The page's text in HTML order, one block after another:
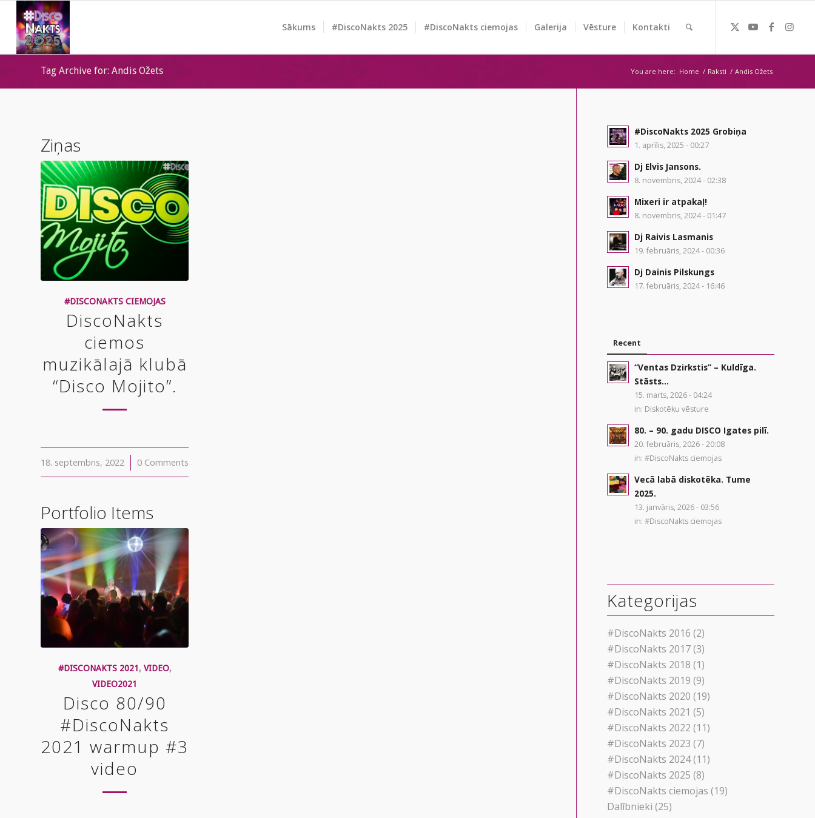
Sākums #DiscoNakts 2025 #DiscoNakts ciemojas Galerija Vēsture Kontakti
Tag Archive for: Andis Ožets You are here: Home / Raksti / Andis Ožets
Ziņas
#DISCONAKTS CIEMOJAS
DiscoNakts
ciemos
muzikālajā klubā
“Disco Mojito”.
18. septembris, 2022
/ 0 Comments
Portfolio Items
#DISCONAKTS 2021, VIDEO,
VIDEO2021
Disco 80/90
#DiscoNakts
2021 warmup #3
video
#DiscoNakts 2025 Grobiņa
1. aprīlis, 2025 - 00:27
Dj Elvis Jansons.
8. novembris, 2024 - 02:38
Mixeri ir atpakaļ!
8. novembris, 2024 - 01:47
Dj Raivis Lasmanis
19. februāris, 2024 - 00:36
Dj Dainis Pilskungs
17. februāris, 2024 - 16:46
Recent
“Ventas Dzirkstis” – Kuldīga.
Stāsts...
15. marts, 2026 - 04:24
in: Diskotēku vēsture
80. – 90. gadu DISCO Igates pilī.
20. februāris, 2026 - 20:08
in:#DiscoNakts ciemojas
Vecā labā diskotēka. Tume
2025.
13. janvāris, 2026 - 03:56
in:#DiscoNakts ciemojas
Kategorijas
#DiscoNakts 2016 (2)
#DiscoNakts 2017(3)
#DiscoNakts 2018 (1)
#DiscoNakts 2019 (9)
#DiscoNakts 2020 (19)
#DiscoNakts 2021 (5)
#DiscoNakts 2022 (11)
#DiscoNakts 2023 (7)
#DiscoNakts 2024(11)
#DiscoNakts 2025 (8)
#DiscoNakts ciemojas (19)
Dalībnieki (25)